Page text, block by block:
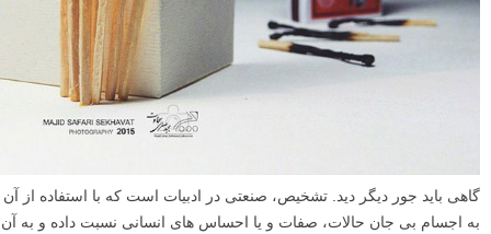
گاهی باید جور دیگر دید. تشخیص، صنعتی در ادبیات است که با استفاده از آن
به اجسام بی جان حالات، صفات و یا احساس های انسانی نسبت داده و به آن